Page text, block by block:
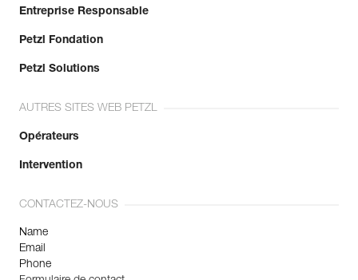
Entreprise Responsable
Petzl Fondation
Petzl Solutions
AUTRES SITES WEB PETZL
Opérateurs
Intervention
CONTACTEZ-NOUS
Name
Email
Phone